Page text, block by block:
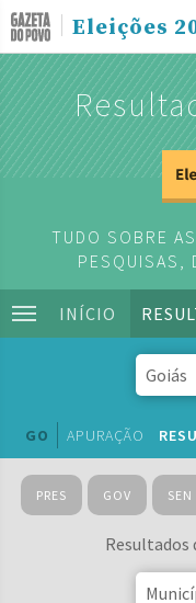
Eleições
TUDO SOBRE
PESQUISAS,
INÍCIO
GO APURAÇÃO
PRES GOV SEN
Resultados